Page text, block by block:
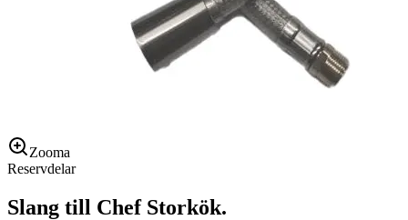
Zooma
Reservdelar
Slang till Chef Storkök.